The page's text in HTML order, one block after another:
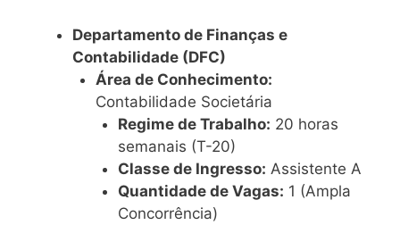
Departamento de Finanças e
Contabilidade (DFC)
Área de Conhecimento:
Contabilidade Societária
Regime de Trabalho: 20 horas
semanais (T-20)
Classe de Ingresso: Assistente A
Quantidade de Vagas: 1 (Ampla
Concorrência)